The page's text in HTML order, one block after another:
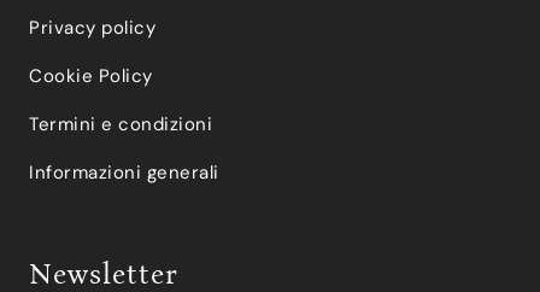
Privacy policy
Cookie Policy
Termini e condizioni
Informazioni generali
Newsletter